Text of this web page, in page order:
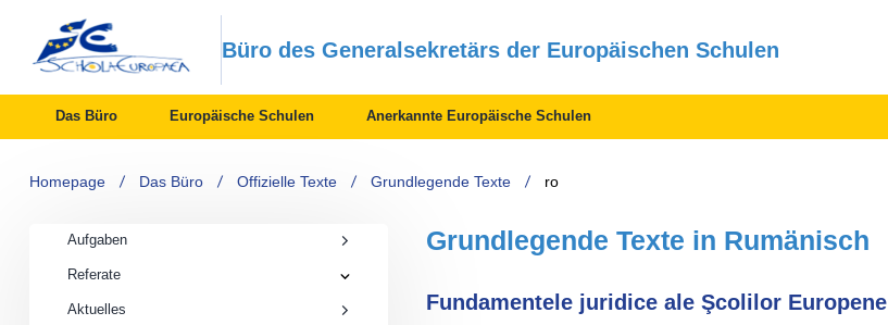
Büro des Generalsekretärs der Europäischen Schulen
Das Büro Europäische Schulen Anerkannte Europäische Schulen
Homepage Das Büro Offizielle Texte Grundlegende Texte ro
Aufgaben
Referate
Referate
Aktuelles
Grundlegende Texte in Rumänisch
​​​Fundamentele juridice ale Şcolilor Europene